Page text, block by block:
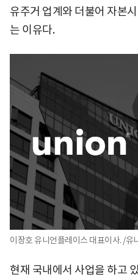
유주거 업계와 더불어 자본
는 이유다.
이장호 유니언플레이스 대표이사. /유
현재 국내에서 사업을 하고